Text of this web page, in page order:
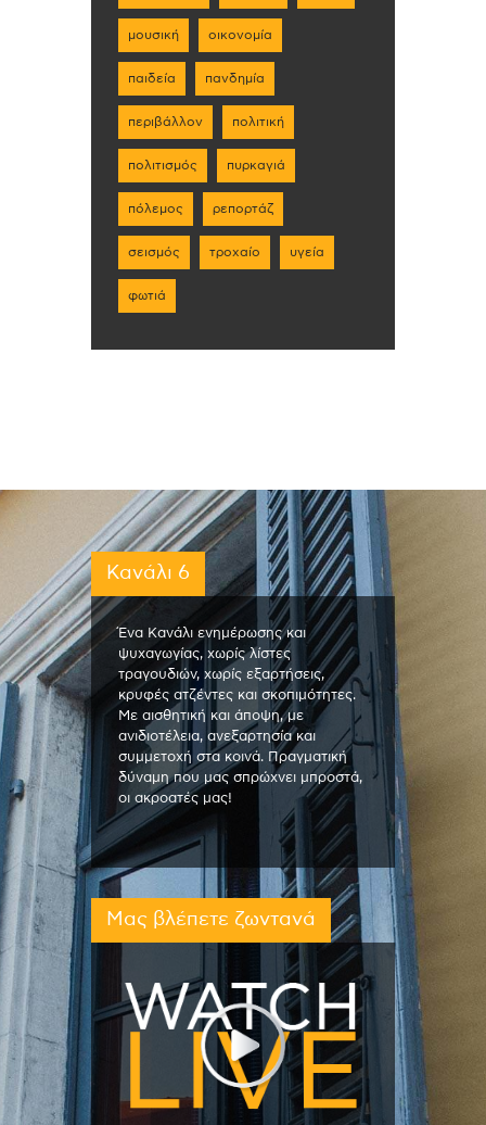
μουσική οικονομία
παιδεία πανδημία
περιβάλλον πολιτική
πολιτισμός πυρκαγιά
πόλεμος ρεπορτάζ
σεισμός τροχαίο υγεία
φωτιά
Κανάλι 6
Ένα Κανάλι ενημέρωσης και
ψυχαγωγίας, χωρίς λίστες
τραγουδιών, χωρίς εξαρτήσεις,
κρυφές ατζέντες και σκοπιμότητες.
Με αισθητική και άποψη, με
ανιδιοτέλεια, ανεξαρτησία και
συμμετοχή στα κοινά. Πραγματική
δύναμη που μας σπρώχνει μπροστά,
οι ακροατές μας!
Μας βλέπετε ζωντανά